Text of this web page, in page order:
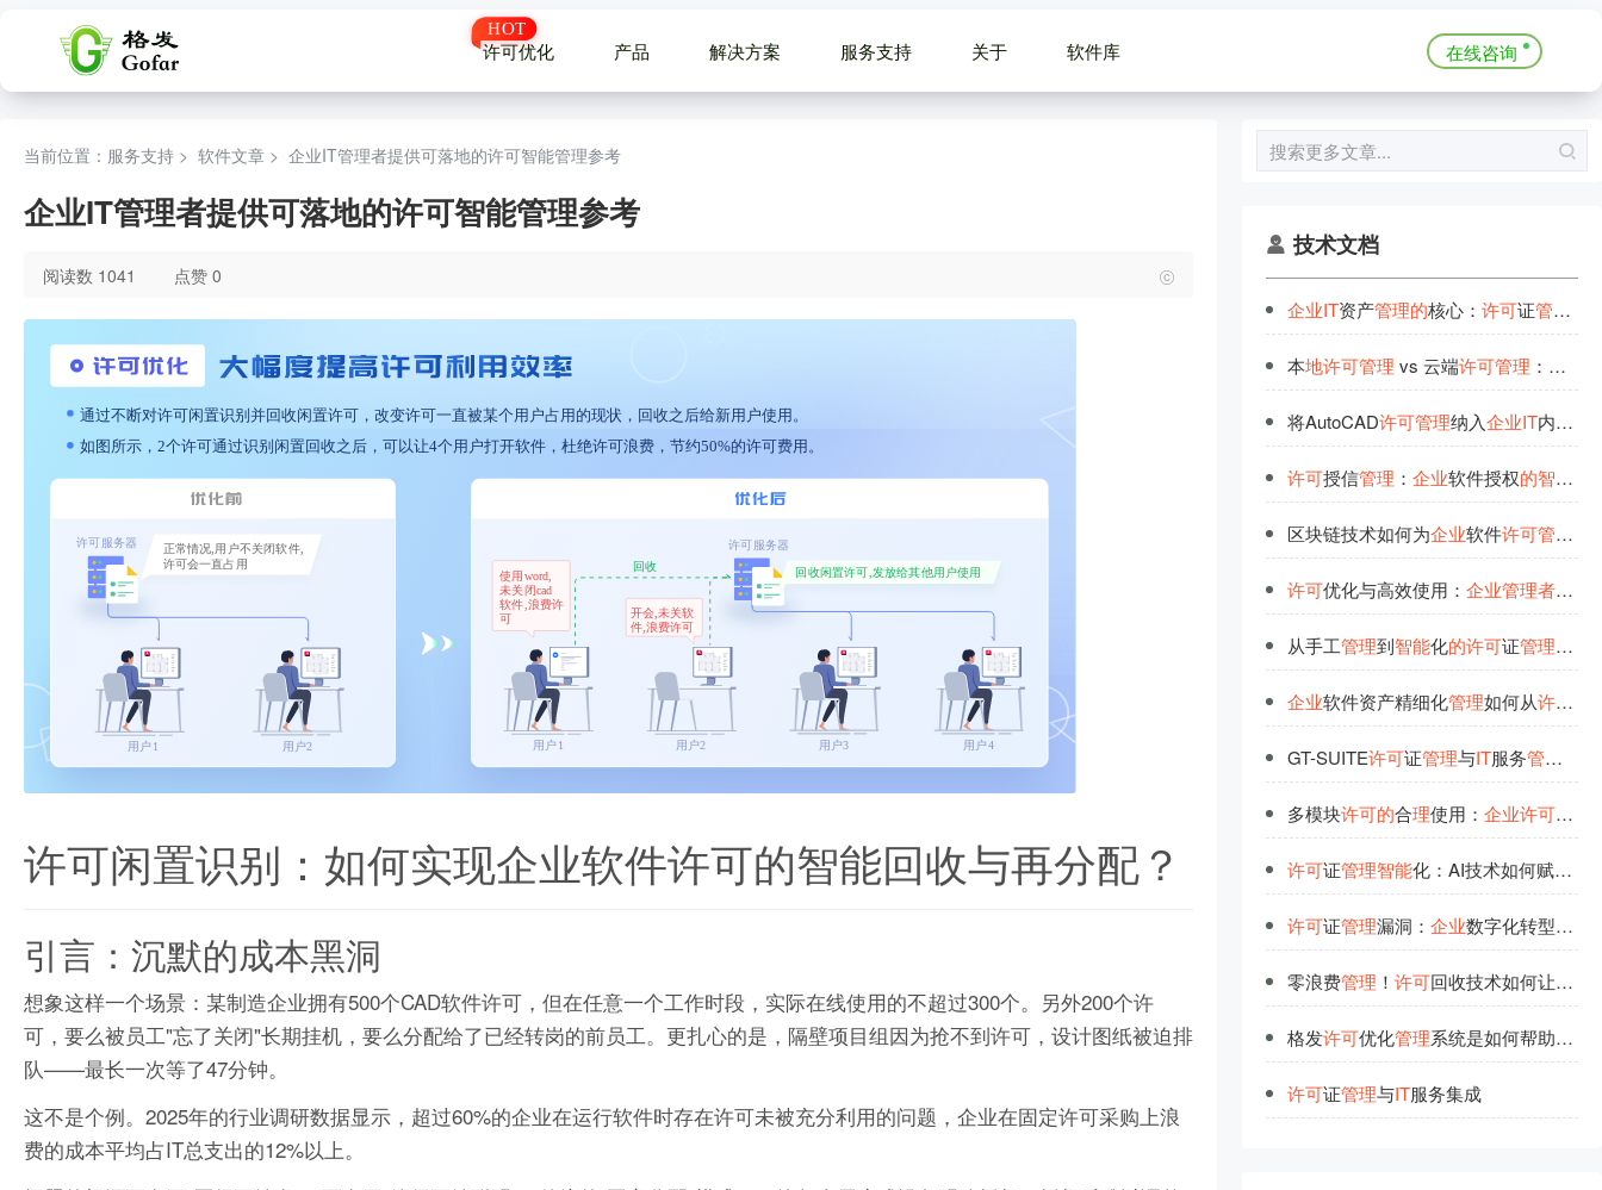
许可优化 产品 解决方案 服务支持 关于 软件库 在线咨询
当前位置：服务支持 > 软件文章 > 企业IT管理者提供可落地的许可智能管理参考
企业IT管理者提供可落地的许可智能管理参考
阅读数 1041 点赞 0
许可闲置识别：如何实现企业软件许可的智能回收与再分配？
引言：沉默的成本黑洞
想象这样一个场景：某制造企业拥有500个CAD软件许可，但在任意一个工作时段，实际在线使用的不超过300个。另外200个许
可，要么被员工"忘了关闭"长期挂机，要么分配给了已经转岗的前员工。更扎心的是，隔壁项目组因为抢不到许可，设计图纸被迫排
队——最长一次等了47分钟。
这不是个例。2025年的行业调研数据显示，超过60%的企业在运行软件时存在许可未被充分利用的问题，企业在固定许可采购上浪
费的成本平均占IT总支出的12%以上。
技术文档
企业IT资产管理的核心： 许可证管理
本地许可管理 vs 云端许可管理 ： 企
将AutoCAD许可管理纳入企业IT内控体系
许可授信管理 ： 企业软件授权的智能
区块链技术如何为企业软件许可管理
许可优化与高效使用： 企业管理者的
从手工管理到智能化的许可证管理升级
企业软件资产精细化管理如何从许可
GT-SUITE许可证管理与IT服务管理
多模块许可的合理使用： 企业许可管
许可证管理智能化：AI技术如何赋能
许可证管理漏洞： 企业数字化转型的
零浪费管理 ！ 许可回收技术如何让企
格发许可优化管理系统是如何帮助企
许可证管理与IT服务集成